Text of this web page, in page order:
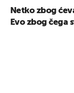
Netko zbog
Evo zbog čega